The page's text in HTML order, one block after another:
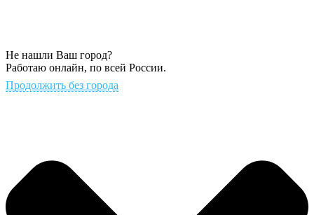
Не нашли Ваш город?
Работаю онлайн, по всей России.
Продолжить без города